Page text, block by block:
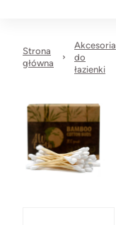
Strona
główna
Akcesoria
do
łazienki